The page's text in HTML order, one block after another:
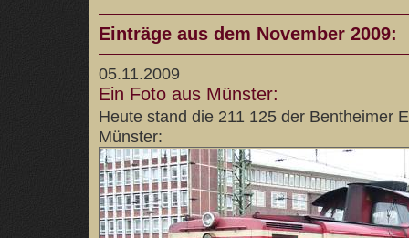
Einträge aus dem November 2009:
05.11.2009
Ein Foto aus Münster:
Heute stand die 211 125 der Bentheimer
Münster: